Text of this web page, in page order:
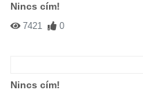
Nincs cím!
7421 0
Nincs cím!